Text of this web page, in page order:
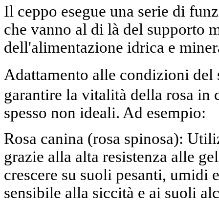
Il ceppo esegue una serie di
che vanno al di là del supporto
dell'alimentazione idrica e
Adattamento alle condizioni
garantire la vitalità della rosa in
spesso non ideali. Ad esempio:
Rosa canina (rosa spinosa):
grazie alla alta resistenza alle
crescere su suoli pesanti, umidi
sensibile alla siccità e ai suoli